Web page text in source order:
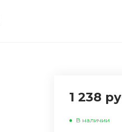
1 238
В наличии